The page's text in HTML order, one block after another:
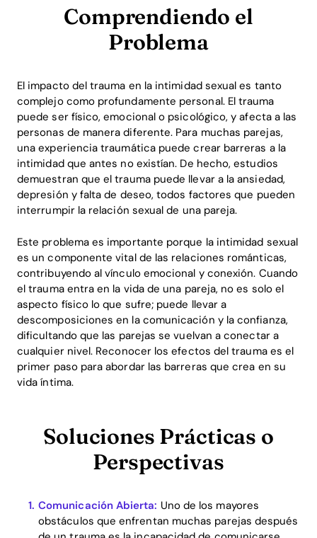
Comprendiendo el
Problema
El impacto del trauma en la intimidad sexual es tanto
complejo como profundamente personal. El trauma
puede ser físico, emocional o psicológico, y afecta a las
personas de manera diferente. Para muchas parejas,
una experiencia traumática puede crear barreras a la
intimidad que antes no existían. De hecho, estudios
demuestran que el trauma puede llevar a la ansiedad,
depresión y falta de deseo, todos factores que pueden
interrumpir la relación sexual de una pareja.
Este problema es importante porque la intimidad sexual
es un componente vital de las relaciones románticas,
contribuyendo al vínculo emocional y conexión. Cuando
el trauma entra en la vida de una pareja, no es solo el
aspecto físico lo que sufre; puede llevar a
descomposiciones en la comunicación y la confianza,
dificultando que las parejas se vuelvan a conectar a
cualquier nivel. Reconocer los efectos del trauma es el
primer paso para abordar las barreras que crea en su
vida íntima.
Soluciones Prácticas o
Perspectivas
Comunicación Abierta: Uno de los mayores
obstáculos que enfrentan muchas parejas después